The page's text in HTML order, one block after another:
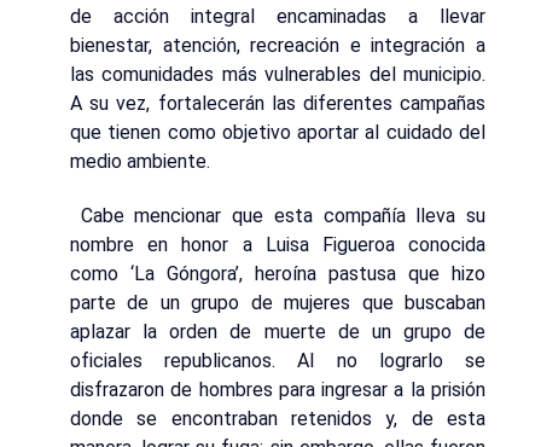
de acción integral encaminadas a llevar
bienestar, atención, recreación e integración a
las comunidades más vulnerables del municipio.
A su vez, fortalecerán las diferentes campañas
que tienen como objetivo aportar al cuidado del
medio ambiente.
Cabe mencionar que esta compañía lleva su
nombre en honor a Luisa Figueroa conocida
como ‘La Góngora’, heroína pastusa que hizo
parte de un grupo de mujeres que buscaban
aplazar la orden de muerte de un grupo de
oficiales republicanos. Al no lograrlo se
disfrazaron de hombres para ingresar a la prisión
donde se encontraban retenidos y, de esta